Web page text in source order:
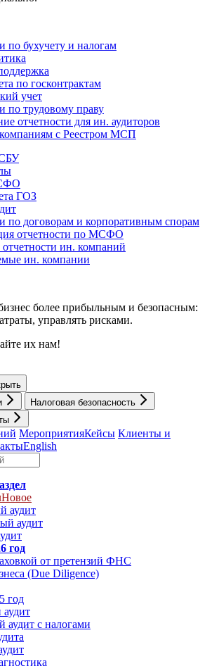
по бухучету и налогам
по госконтрактам
учет
по трудовому праву
отчетности для ин. аудиторов
с Реестром МСП
ГОЗ
по договорам и корпоративным спорам
отчетности по МСФО
ин. компаний
ин. компании
более прибыльным и безопасным:
управлять рисками.
их нам!
Налоговая безопасность
МероприятияКейсы Клиенты и
English
Новое
аудит
аудит
год
от претензий ФНС
(Due Diligence)
год
аудит с налогами